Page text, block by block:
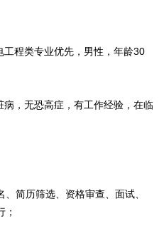
程类专业优先，男性，年龄30
，无恐高症，有工作经验，在临
简历筛选、资格审查、面试、